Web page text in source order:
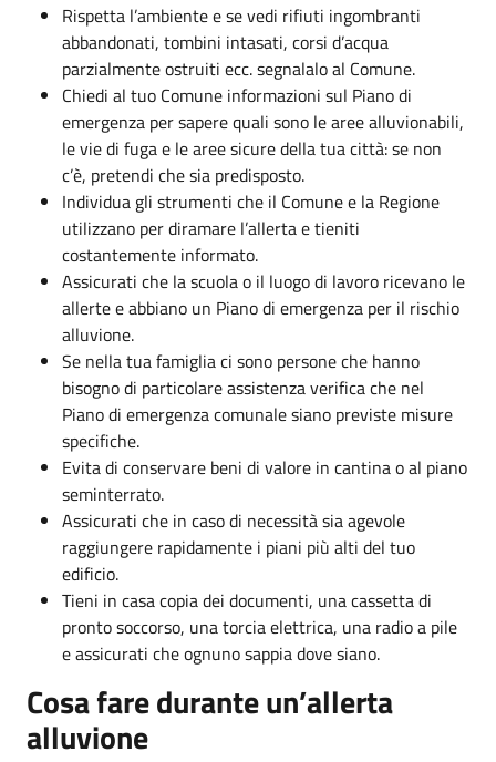
Rispetta l’ambiente e se vedi rifiuti ingombranti
abbandonati, tombini intasati, corsi d’acqua
parzialmente ostruiti ecc. segnalalo al Comune.
Chiedi al tuo Comune informazioni sul Piano di
emergenza per sapere quali sono le aree alluvionabili,
le vie di fuga e le aree sicure della tua città: se non
c’è, pretendi che sia predisposto.
Individua gli strumenti che il Comune e la Regione
utilizzano per diramare l’allerta e tieniti
costantemente informato.
Assicurati che la scuola o il luogo di lavoro ricevano le
allerte e abbiano un Piano di emergenza per il rischio
alluvione.
Se nella tua famiglia ci sono persone che hanno
bisogno di particolare assistenza verifica che nel
Piano di emergenza comunale siano previste misure
specifiche.
Evita di conservare beni di valore in cantina o al piano
seminterrato.
Assicurati che in caso di necessità sia agevole
raggiungere rapidamente i piani più alti del tuo
edificio.
Tieni in casa copia dei documenti, una cassetta di
pronto soccorso, una torcia elettrica, una radio a pile
e assicurati che ognuno sappia dove siano.
Cosa fare durante un’allerta
alluvione